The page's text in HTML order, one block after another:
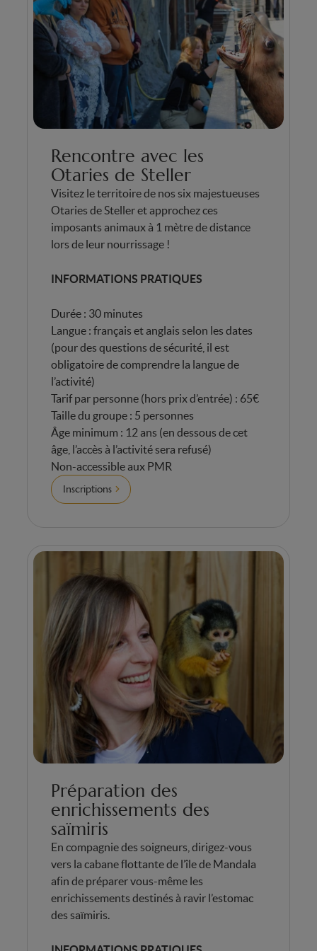
Rencontre avec les
Otaries de Steller
Visitez le territoire de nos six majestueuses
Otaries de Steller et approchez ces
imposants animaux à 1 mètre de distance
lors de leur nourrissage !
INFORMATIONS PRATIQUES
Durée : 30 minutes
Langue : français et anglais selon les dates
(pour des questions de sécurité, il est
obligatoire de comprendre la langue de
l’activité)
Tarif par personne (hors prix d’entrée) : 65€
Taille du groupe : 5 personnes
Âge minimum : 12 ans (en dessous de cet
âge, l’accès à l’activité sera refusé)
Non-accessible aux PMR
Inscriptions
Préparation des
enrichissements des
saïmiris
En compagnie des soigneurs, dirigez-vous
vers la cabane flottante de l’île de Mandala
afin de préparer vous-même les
enrichissements destinés à ravir l’estomac
des saïmiris.